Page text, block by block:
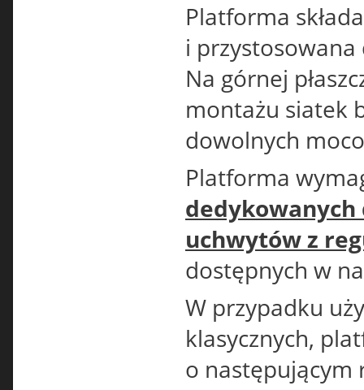
Platforma
i
Na górnej
montażu siatek
dowolnych
Platforma
uchwytów z
dostępnych w
W przypadku
klasycznych,
o następującym